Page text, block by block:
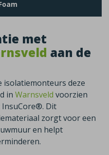
met
aan de
isolatiemonteurs deze
in Warnsveld voorzien
Dit
zorgt voor een
en helpt